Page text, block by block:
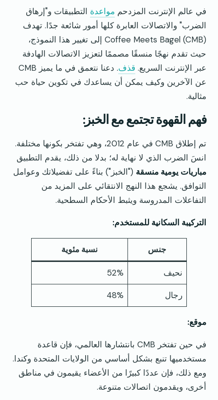
في عالم الإنترنت المزدحم مواعدة التطبيقات و"إرهاق
الضرب" والاتصالات العابرة كلها أمور شائعة جدًا. تهدف
Coffee Meets Bagel (CMB) إلى تغيير هذا النموذج،
حيث تقدم نهجًا منسقًا مصممًا لتعزيز الاتصالات الهادفة
عبر الإنترنت السريع. قذف
. دعنا نتعمق في ما يميز CMB
عن الآخرين وكيف يمكن أن يساعدك في تكوين حياة حب
مثالية.
فهم القهوة تجتمع مع الخبز:
تم إطلاق CMB في عام 2012، وهي تفتخر بكونها مختلفة.
انسَ الضرب الذي لا نهاية له؛ بدلا من ذلك، يقدم التطبيق
مباريات يومية منسقة ("الخبز") بناءً على تفضيلاتك وعوامل
التوافق. يشجع هذا النهج الانتقائي على المزيد من
التفاعلات المدروسة ويثبط الأحكام السطحية.
التركيبة السكانية للمستخدم:
جنس نسبة مئوية
نحيف 52%
رجال 48%
موقع:
في حين تفتخر CMB بانتشارها العالمي، فإن قاعدة
مستخدميها تنبع بشكل أساسي من الولايات المتحدة وكندا.
ومع ذلك، فإن عددًا كبيرًا من الأعضاء يقيمون في مناطق
أخرى، ويقدمون اتصالات متنوعة.